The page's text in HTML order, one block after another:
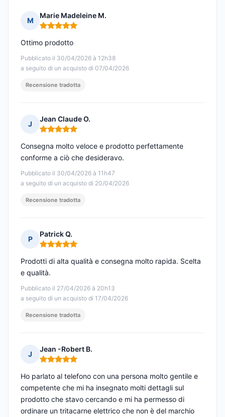
M
Marie Madeleine M.
Nota: 5 su 5
Pubblicato il 30/04/2026 à 12h38
a seguito di un acquisto di 07/04/2026
Ottimo prodotto
Recensione tradotta
J
Jean Claude O.
Nota: 5 su 5
Pubblicato il 30/04/2026 à 11h47
a seguito di un acquisto di 20/04/2026
Consegna molto veloce e prodotto perfettamente
conforme a ciò che desideravo.
Recensione tradotta
P
Patrick Q.
Nota: 5 su 5
Pubblicato il 27/04/2026 à 20h13
a seguito di un acquisto di 17/04/2026
Prodotti di alta qualità e consegna molto rapida. Scelta
e qualità.
Recensione tradotta
J
Jean -Robert B.
Nota: 5 su 5
Ho parlato al telefono con una persona molto gentile e
competente che mi ha insegnato molti dettagli sul
prodotto che stavo cercando e mi ha permesso di
ordinare un tritacarne elettrico che non è del marchio